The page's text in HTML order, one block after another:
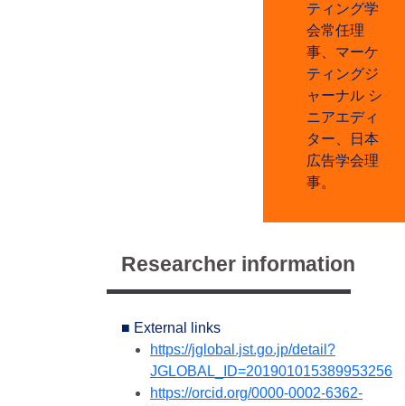
ティング学
会常任理
事、マーケ
ティングジ
ャーナル シ
ニアエディ
ター、日本
広告学会理
事。
Researcher information
■ External links
https://jglobal.jst.go.jp/detail?
JGLOBAL_ID=201901015389953256
https://orcid.org/0000-0002-6362-